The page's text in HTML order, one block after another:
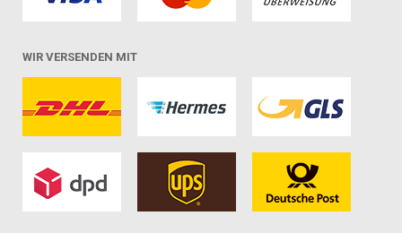
WIR VERSENDEN MIT